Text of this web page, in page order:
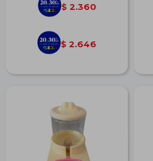
$ 2.360
$ 2.646